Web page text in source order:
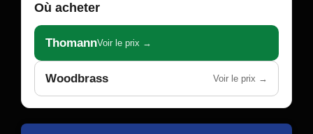
Où acheter
ThomannVoir le prix →
Woodbrass Voir le prix →